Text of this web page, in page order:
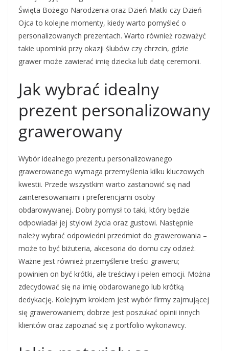
Święta Bożego Narodzenia oraz Dzień Matki czy Dzień
Ojca to kolejne momenty, kiedy warto pomyśleć o
personalizowanych prezentach. Warto również rozważyć
takie upominki przy okazji ślubów czy chrzcin, gdzie
grawer może zawierać imię dziecka lub datę ceremonii.
Jak wybrać idealny
prezent personalizowany
grawerowany
Wybór idealnego prezentu personalizowanego
grawerowanego wymaga przemyślenia kilku kluczowych
kwestii. Przede wszystkim warto zastanowić się nad
zainteresowaniami i preferencjami osoby
obdarowywanej. Dobry pomysł to taki, który będzie
odpowiadał jej stylowi życia oraz gustowi. Następnie
należy wybrać odpowiedni przedmiot do grawerowania –
może to być biżuteria, akcesoria do domu czy odzież.
Ważne jest również przemyślenie treści graweru;
powinien on być krótki, ale treściwy i pełen emocji. Można
zdecydować się na imię obdarowanego lub krótką
dedykację. Kolejnym krokiem jest wybór firmy zajmującej
się grawerowaniem; dobrze jest poszukać opinii innych
klientów oraz zapoznać się z portfolio wykonawcy.